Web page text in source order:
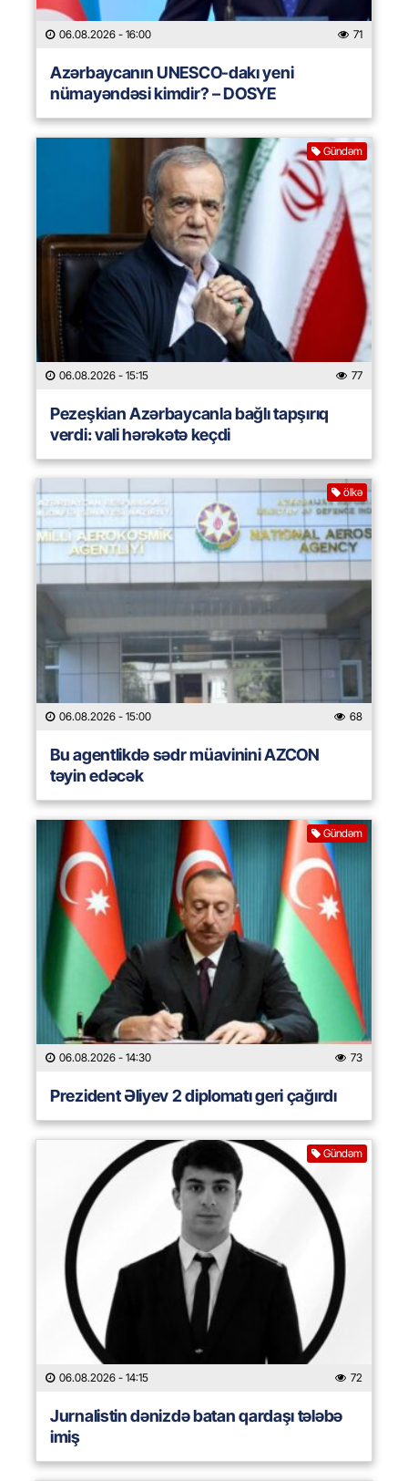
06.08.2026 - 16:00 71
Azərbaycanın UNESCO-dakı yeni
nümayəndəsi kimdir? – DOSYE
Gündəm
06.08.2026 - 15:15 77
Pezeşkian Azərbaycanla bağlı tapşırıq
verdi: vali hərəkətə keçdi
ölkə
06.08.2026 - 15:00 68
Bu agentlikdə sədr müavinini AZCON
təyin edəcək
Gündəm
06.08.2026 - 14:30 73
Prezident Əliyev 2 diplomatı geri çağırdı
Gündəm
06.08.2026 - 14:15 72
Jurnalistin dənizdə batan qardaşı tələbə
imiş